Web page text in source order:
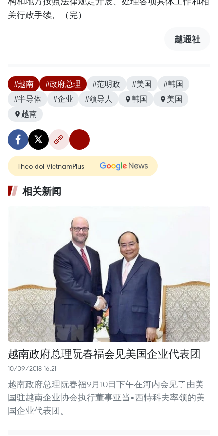
关行政手续。（完）
越通社
#越南 #政府总理 #范明政 #美国
#韩国
#半导体
#企业 #领导人 韩国
美国
越南
Theo dõi VietnamPlus
相关新闻
越南政府总理阮春福会见美国企业代表团
10/09/2018 16:21
越南政府总理阮春福9月10日下午在河内会见了由美
国驻越南企业协会执行董事亚当•西特科夫率领的美
国企业代表团。